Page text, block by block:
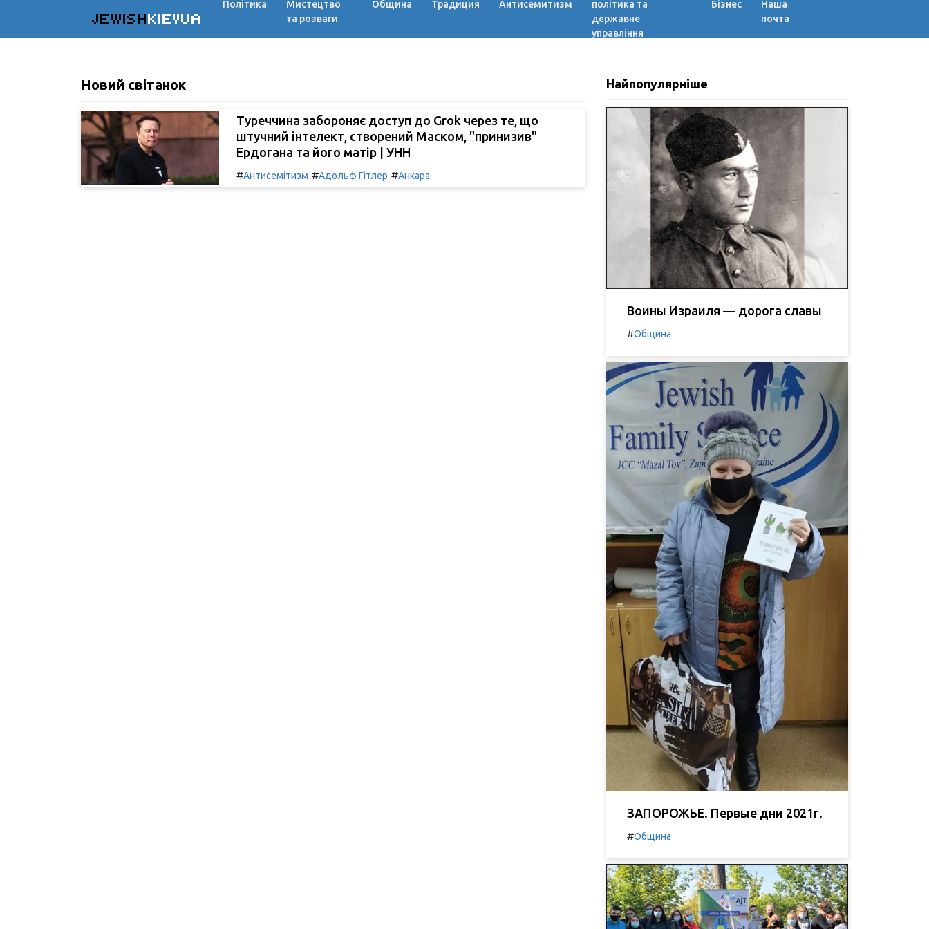
JEWISHKIEVUA
Політика
Мистецтво
та розваги
Община Традиция Антисемитизм
політика та
державне
управління
Бізнес
Наша
почта
Новий світанок
Туреччина забороняє доступ до Grok через те, що
штучний інтелект, створений Маском, "принизив"
Ердогана та його матір | УНН
#Антисемітизм #Адольф Гітлер #Анкара
Найпопулярніше
Воины Израиля — дорога славы
#Община
ЗАПОРОЖЬЕ. Первые дни 2021г.
#Община